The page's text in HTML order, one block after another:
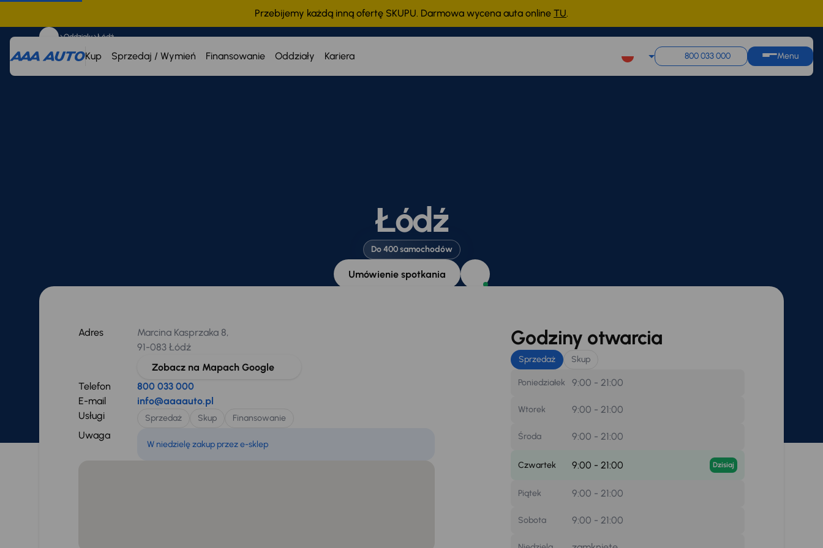
Przebijemy każdą inną ofertę SKUPU. Darmowa wycena auta online TU.
Kup Sprzedaj / Wymień Finansowanie Oddziały Kariera 800 033 000 Menu
Oddziały Łódź
Łódź
Do 400 samochodów
Umówienie spotkania
Adres
Marcina Kasprzaka 8,
91-083 Łódź
Zobacz na Mapach Google
Telefon
800 033 000
E-mail
info@aaaauto.pl
Usługi
Sprzedaż Skup Finansowanie
Uwaga
W niedzielę zakup przez e-sklep
Godziny otwarcia
Sprzedaż Skup
Poniedziałek 9:00 - 21:00
Wtorek 9:00 - 21:00
Środa 9:00 - 21:00
Czwartek 9:00 - 21:00 Dzisiaj
Piątek 9:00 - 21:00
Sobota 9:00 - 21:00